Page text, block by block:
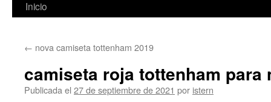
Saltar
contenido
Inicio
← nova camiseta tottenham 2019
camiseta roja tottenham para
Publicada el 27 de septiembre de 2021 por istern